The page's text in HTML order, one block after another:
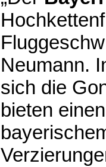
Neumann.
sich die
bieten